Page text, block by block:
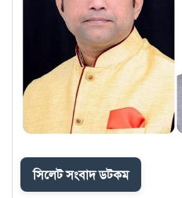
সিলেট সংবাদ ডটকম